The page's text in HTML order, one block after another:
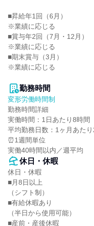
■昇給年1回（6月）
※業績に応じる
■賞与年2回（7月・12月）
※業績に応じる
■期末賞与（3月）
※業績に応じる
勤務時間
変形労働時間制
勤務時間詳細
実働時間：1日あたり8時間
平均勤務日数：1ヶ月あた
⏰1週間単位
実働40時間以内／週平均
休日・休暇
休日・休暇
■月8日以上
（シフト制）
■有給休暇あり
（半日から使用可能）
■産前・産後休暇